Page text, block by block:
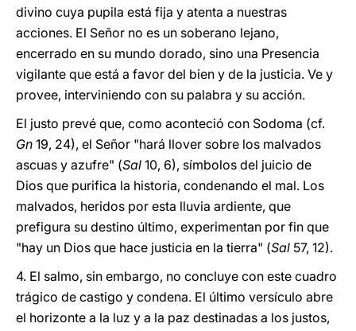
divino cuya pupila está fija y atenta a nuestras
acciones. El Señor no es un soberano lejano,
encerrado en su mundo dorado, sino una Presencia
vigilante que está a favor del bien y de la justicia. Ve y
provee, interviniendo con su palabra y su acción.
El justo prevé que, como aconteció con Sodoma (cf.
Gn 19, 24), el Señor "hará llover sobre los malvados
ascuas y azufre" (Sal 10, 6), símbolos del juicio de
Dios que purifica la historia, condenando el mal. Los
malvados, heridos por esta lluvia ardiente, que
prefigura su destino último, experimentan por fin que
"hay un Dios que hace justicia en la tierra" (Sal 57, 12).
4. El salmo, sin embargo, no concluye con este cuadro
trágico de castigo y condena. El último versículo abre
el horizonte a la luz y a la paz destinadas a los justos,